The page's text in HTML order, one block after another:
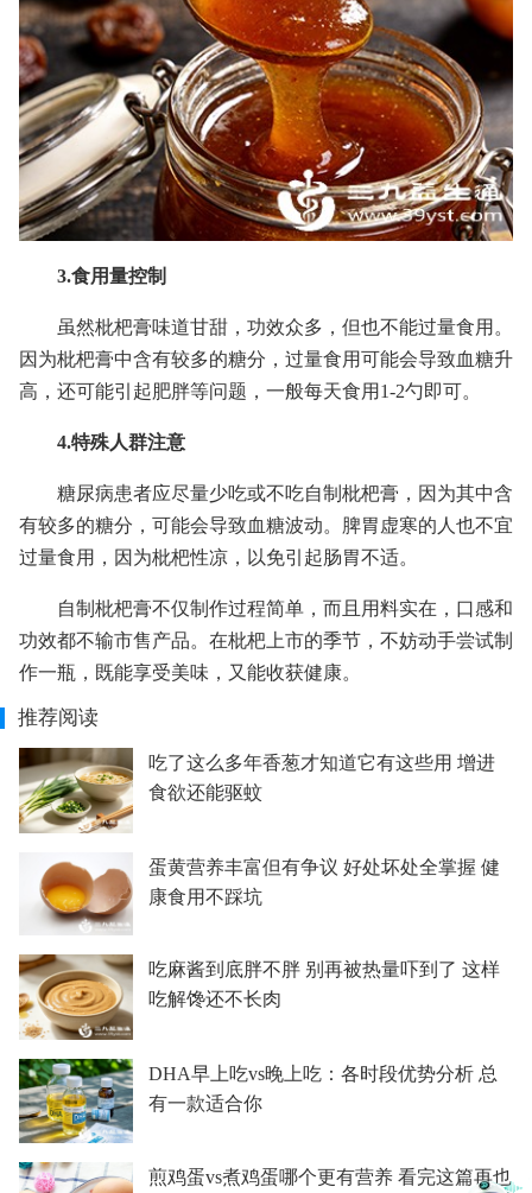
3.食用量控制
虽然枇杷膏味道甘甜，功效众多，但也不能过量食用。
因为枇杷膏中含有较多的糖分，过量食用可能会导致血糖升
高，还可能引起肥胖等问题，一般每天食用1-2勺即可。
4.特殊人群注意
糖尿病患者应尽量少吃或不吃自制枇杷膏，因为其中含
有较多的糖分，可能会导致血糖波动。脾胃虚寒的人也不宜
过量食用，因为枇杷性凉，以免引起肠胃不适。
自制枇杷膏不仅制作过程简单，而且用料实在，口感和
功效都不输市售产品。在枇杷上市的季节，不妨动手尝试制
作一瓶，既能享受美味，又能收获健康。
推荐阅读
吃了这么多年香葱才知道它有这些用 增进
食欲还能驱蚊
蛋黄营养丰富但有争议 好处坏处全掌握 健
康食用不踩坑
吃麻酱到底胖不胖 别再被热量吓到了 这样
吃解馋还不长肉
DHA早上吃vs晚上吃：各时段优势分析 总
有一款适合你
煎鸡蛋vs煮鸡蛋哪个更有营养 看完这篇再也